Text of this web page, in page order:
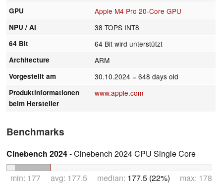
GPU Apple M4 Pro 20-Core GPU
NPU / AI 38 TOPS INT8
64 Bit 64 Bit wird unterstützt
Architecture ARM
Vorgestellt am 30.10.2024 = 648 days old
Produktinformationen
beim Hersteller
www.apple.com
Benchmarks
Cinebench 2024- Cinebench 2024 CPU Single Core
min: 177 avg: 177.5 median: 177.5 (22%) max: 178